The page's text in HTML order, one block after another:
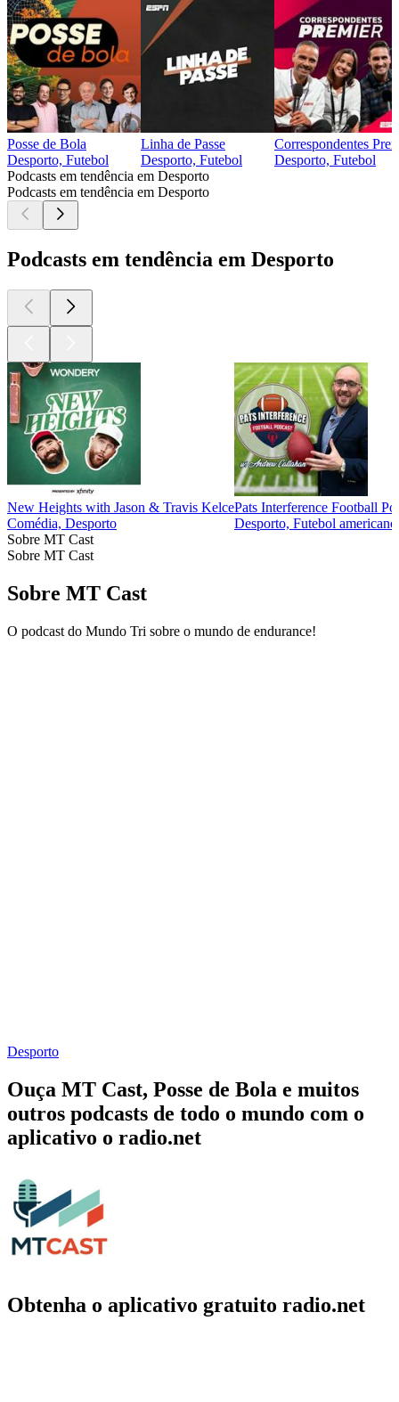
Posse de Bola
Desporto, Futebol
Linha de Passe
Desporto, Futebol
Correspondentes
Desporto, Futebol
Podcasts em tendência em Desporto
Podcasts em tendência em Desporto
Podcasts em tendência em Desporto
New Heights with Jason & Travis Kelce
Comédia, Desporto
Pats Interference Football
Desporto, Futebol
Sobre MT Cast
Sobre MT Cast
Sobre MT Cast
O podcast do Mundo Tri sobre o mundo de endurance!
Desporto
Ouça MT Cast, Posse de Bola e muitos
outros podcasts de todo o mundo com o
aplicativo o radio.net
Obtenha o aplicativo gratuito radio.net